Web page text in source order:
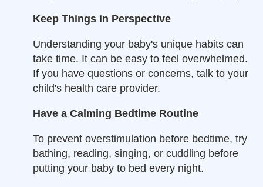
Keep Things in Perspective
Understanding your baby's unique habits can
take time. It can be easy to feel overwhelmed.
If you have questions or concerns, talk to your
child's health care provider.
Have a Calming Bedtime Routine
To prevent overstimulation before bedtime, try
bathing, reading, singing, or cuddling before
putting your baby to bed every night.